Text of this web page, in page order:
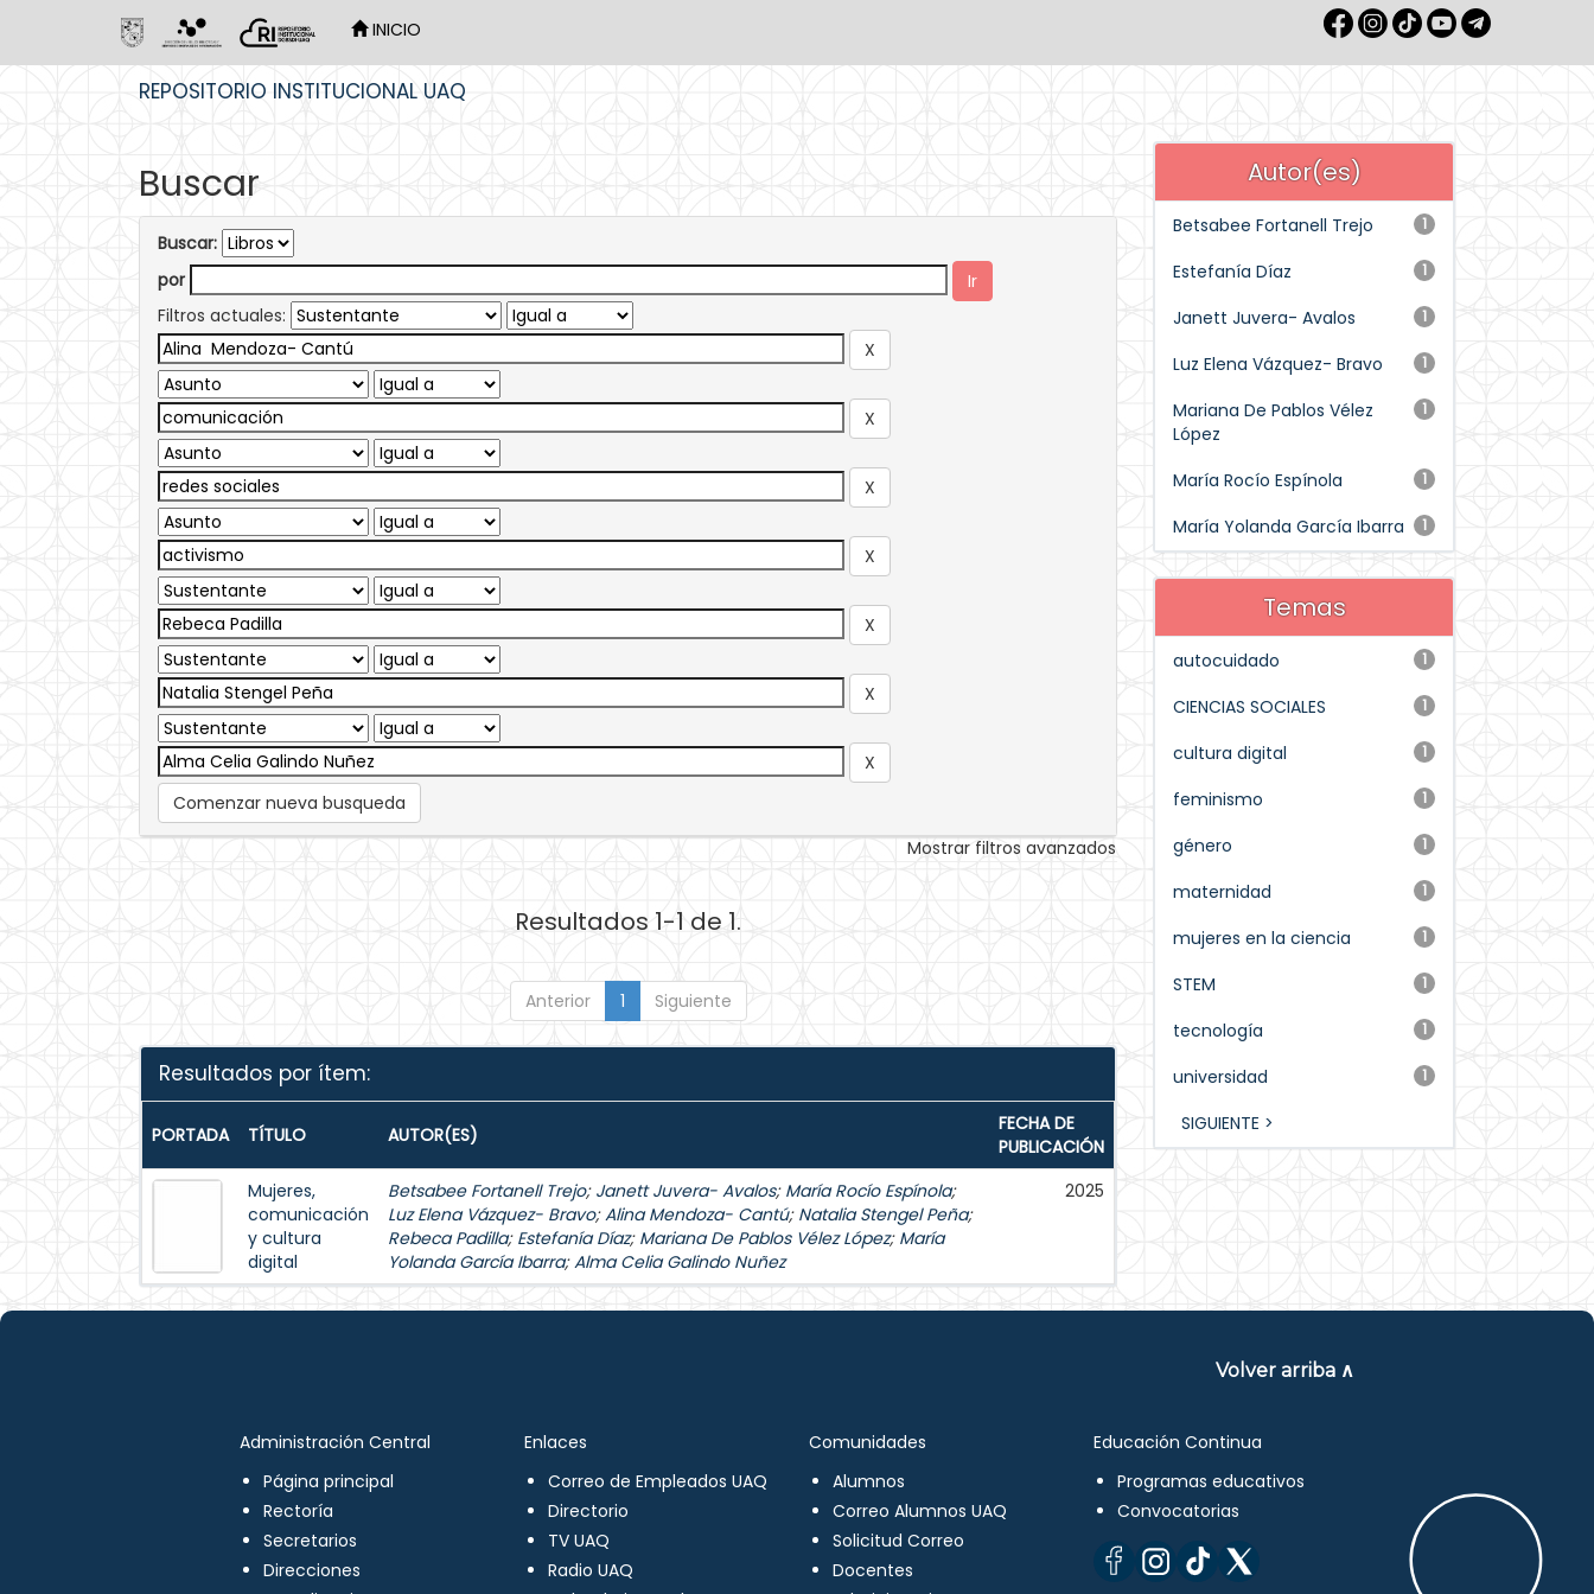
INICIO
REPOSITORIO INSTITUCIONAL UAQ
Buscar
Buscar:
por
Filtros actuales:
Comenzar nueva busqueda
Mostrar filtros avanzados
Resultados 1-1 de 1.
Anterior 1 Siguiente
Resultados por ítem:
PORTADA TÍTULO AUTOR(ES)
FECHA DE
PUBLICACIÓN
Mujeres,
comunicación
y cultura
digital
Betsabee Fortanell Trejo; Janett Juvera- Avalos; María Rocío Espínola;
Luz Elena Vázquez- Bravo;Alina Mendoza- Cantú; Natalia Stengel Peña;
Rebeca Padilla; Estefanía Díaz; Mariana De Pablos Vélez López; María
Yolanda García Ibarra;Alma Celia Galindo Nuñez
2025
Autor(es)
1
Betsabee Fortanell Trejo
1
Estefanía Díaz
1
Janett Juvera- Avalos
1
Luz Elena Vázquez- Bravo
1
Mariana De Pablos Vélez
López
1
María Rocío Espínola
1
María Yolanda García Ibarra
Temas
1
autocuidado
1
CIENCIAS SOCIALES
1
cultura digital
1
feminismo
1
género
1
maternidad
1
mujeres en la ciencia
1
STEM
1
tecnología
1
universidad
SIGUIENTE >
Volver arriba ∧
Administración Central
Página principal
Rectoría
Secretarios
Direcciones
Enlaces
Correo de Empleados UAQ
Directorio
TV UAQ
Radio UAQ
Comunidades
Alumnos
Correo Alumnos UAQ
Solicitud Correo
Docentes
Educación Continua
Programas educativos
Convocatorias